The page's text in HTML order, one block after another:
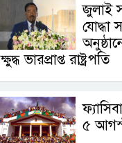
জুলাই
যোদ্ধা
ক্ষুদ্ধ ভারপ্রাপ্ত রাষ্ট্রপতি
৫